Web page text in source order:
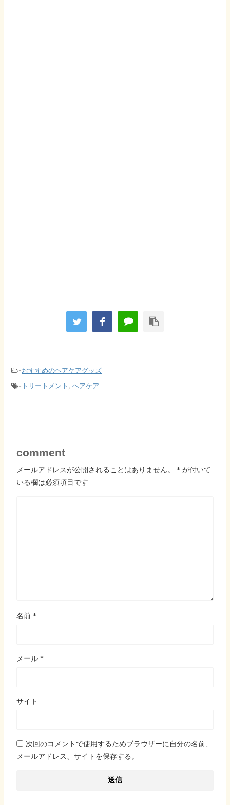
-おすすめのヘアケアグッズ
- トリートメント ,ヘアケア
comment
メールアドレスが公開されることはありません。 * が付いて
いる欄は必須項目です
名前 *
メール *
サイト
次回のコメントで使用するためブラウザーに自分の名前、
メールアドレス、サイトを保存する。